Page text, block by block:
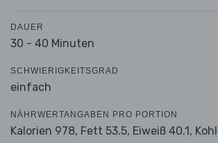
DAUER
30 - 40 Minuten
SCHWIERIGKEITSGRAD
einfach
NÄHRWERTANGABEN PRO PORTION
Kalorien 978, Fett 53.5, Eiweiß 40.1,